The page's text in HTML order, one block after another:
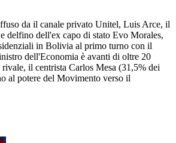
da il canale privato Unitel, Luis Arce, il
delfino dell'ex capo di stato Evo Morales,
in Bolivia al primo turno con il
dell'Economia è avanti di oltre 20
il centrista Carlos Mesa (31,5% dei
al potere del Movimento verso il